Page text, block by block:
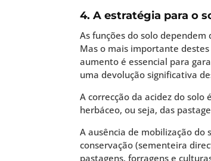
4. A estratégia para o
As funções do solo
Mas o mais importante
aumento é essencial para
uma devolução significativa
A correcção da acidez do
herbáceo, ou seja, das
A ausência de mobilização do
conservação (sementeira
pastagens, forragens e